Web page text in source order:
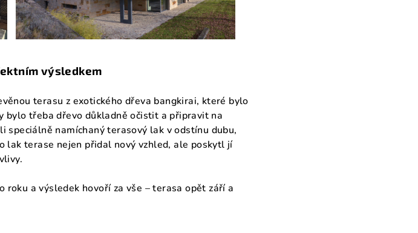
výsledkem
terasu z exotického dřeva bangkirai, které bylo
bylo třeba dřevo důkladně očistit a připravit na
namíchaný terasový lak v odstínu dubu,
lak terase nejen přidal nový vzhled, ale poskytl jí
a výsledek hovoří za vše – terasa opět září a